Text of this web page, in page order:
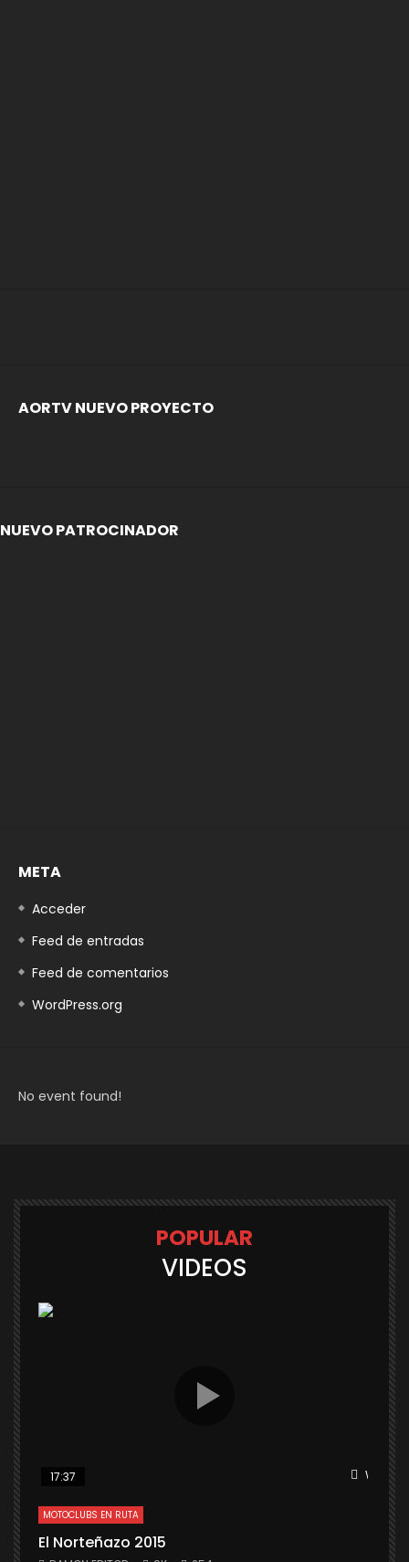
AORTV NUEVO PROYECTO
NUEVO PATROCINADOR
META
Acceder
Feed de entradas
Feed de comentarios
WordPress.org
No event found!
POPULAR
VIDEOS
Watch
17:37
MOTOCLUBS EN RUTA
El Norteñazo 2015